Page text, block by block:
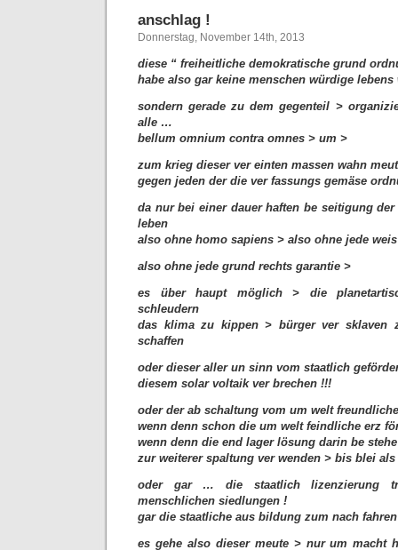
anschlag !
Donnerstag, November 14th, 2013
diese “ freiheitliche demokratische grund
habe also gar keine menschen würdige
sondern gerade zu dem gegenteil >
alle …
bellum omnium contra omnes > um >
zum krieg dieser ver einten massen wahn
gegen jeden der die ver fassungs gemäse
da nur bei einer dauer haften be seitigung
leben
also ohne homo sapiens > also ohne jede
also ohne jede grund rechts garantie >
es über haupt möglich > die
schleudern
das klima zu kippen > bürger ver sklaven
schaffen
oder dieser aller un sinn vom staatlich
diesem solar voltaik ver brechen !!!
oder der ab schaltung vom um welt
wenn denn schon die um welt feindliche erz
wenn denn die end lager lösung darin be
zur weiterer spaltung ver wenden > bis blei
oder gar … die staatlich lizenzierung
menschlichen siedlungen !
gar die staatliche aus bildung zum nach
es gehe also dieser meute > nur um macht